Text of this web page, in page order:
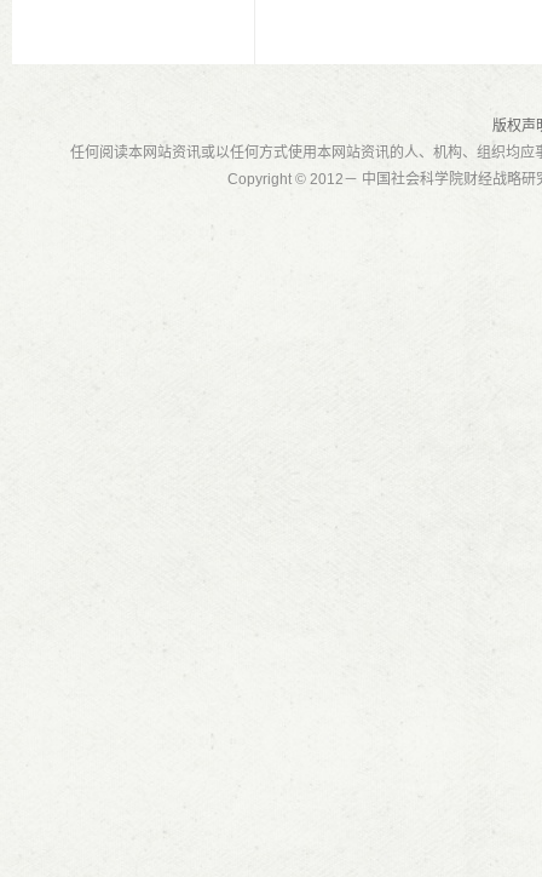
版权声
任何阅读本网站资讯或以任何方式使用本网站资讯的人、机构、组织均应
Copyright © 2012－ 中国社会科学院财经战略